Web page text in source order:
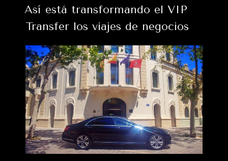
y
Así está transformando el VIP
Transfer los viajes de negocios